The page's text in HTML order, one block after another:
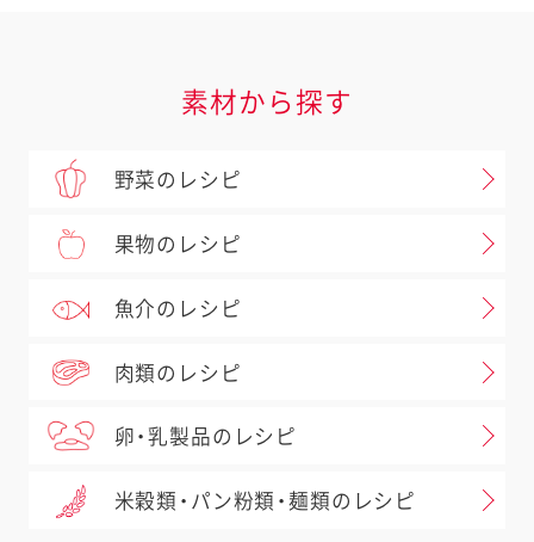
素材から探す
野菜のレシピ
果物のレシピ
魚介のレシピ
肉類のレシピ
卵・乳製品のレシピ
米穀類・パン粉類・麺類のレシピ